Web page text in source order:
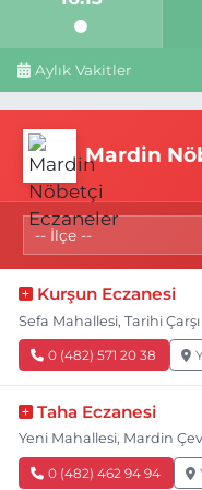
Aylık Vakitler
Mardin
Kurşun Eczanesi
Sefa Mahallesi, Tarihi
0 (482) 571 20 38
Taha Eczanesi
Yeni Mahallesi, Mardin
0 (482) 462 94 94